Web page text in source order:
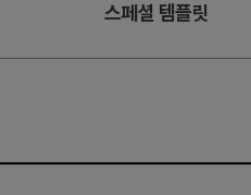
스페셜 템플릿